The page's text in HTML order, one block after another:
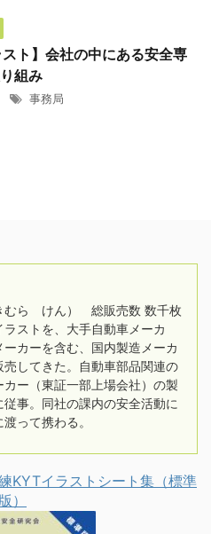
スト】会社の中にある安全専
組み
事務局
ら けん） 総販売数 数千枚
ラストを、大手自動車メーカ
ーカーを含む、国内製造メーカ
売してきた。自動車部品関連の
カー（東証一部上場会社）の製
事。同社の課内の安全活動に
って携わる。
KYTイラストシート集（標準
版）